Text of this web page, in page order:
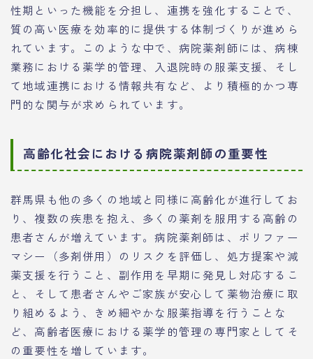
性期といった機能を分担し、連携を強化することで、
質の高い医療を効率的に提供する体制づくりが進めら
れています。このような中で、病院薬剤師には、病棟
業務における薬学的管理、入退院時の服薬支援、そし
て地域連携における情報共有など、より積極的かつ専
門的な関与が求められています。
高齢化社会における病院薬剤師の重要性
群馬県も他の多くの地域と同様に高齢化が進行してお
り、複数の疾患を抱え、多くの薬剤を服用する高齢の
患者さんが増えています。病院薬剤師は、ポリファー
マシー（多剤併用）のリスクを評価し、処方提案や減
薬支援を行うこと、副作用を早期に発見し対応するこ
と、そして患者さんやご家族が安心して薬物治療に取
り組めるよう、きめ細やかな服薬指導を行うことな
ど、高齢者医療における薬学的管理の専門家としてそ
の重要性を増しています。